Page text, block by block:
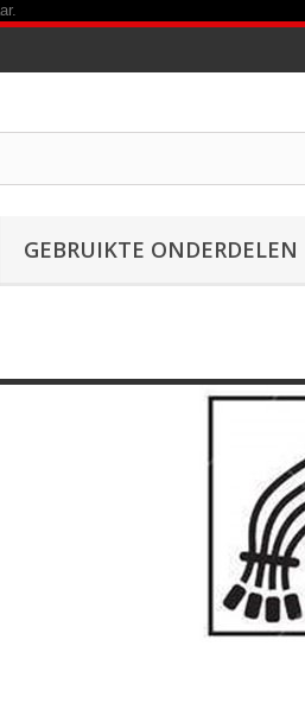
GEBRUIKTE ONDERDELEN